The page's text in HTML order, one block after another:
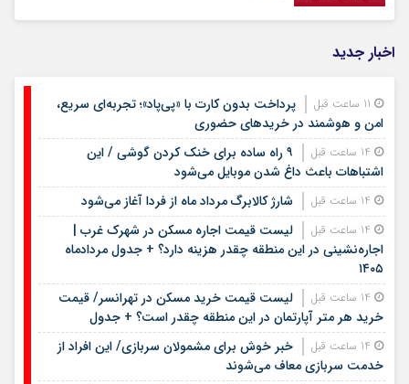
اخبار جدید
پرداخت بدون کارت با «پی‌پاد»؛ تجربه‌ای سریع،
امن و هوشمند در خریدهای حضوری
۹ راه ساده برای خنک کردن گوشی / این
اشتباهات باعث داغ شدن موبایل می‌شود
شارژ کالابرگ مرداد ماه از فردا آغاز می‌شود
لیست قیمت اجاره مسکن در شهرک غرب |
اجاره‌نشینی در این منطقه چقدر هزینه دارد؟ + جدول مردادماه
۱۴۰۵
لیست قیمت خرید مسکن در تهرانسر/ قیمت
خرید هر متر آپارتمان در این منطقه چقدر است؟ + جدول
خبر خوش برای مشمولان سربازی/ این افراد از
خدمت سربازی معاف می‌شوند